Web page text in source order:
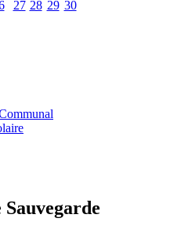
27 28 29 30